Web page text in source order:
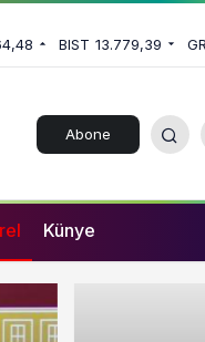
BIST 13.779,39
Abone
Künye